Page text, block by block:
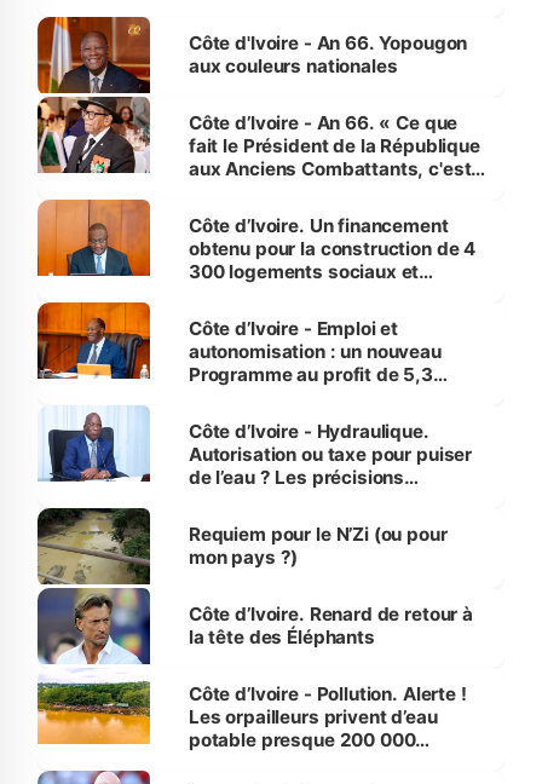
l'Etat de droit pour préserver les
vies humaines »
Côte d'Ivoire - An 66. Yopougon
aux couleurs nationales
Côte d’Ivoire - An 66. « Ce que
fait le Président de la République
aux Anciens Combattants, c'est
Côte d’Ivoire. Un financement
obtenu pour la construction de 4
300 logements sociaux et
et Yamoussoukro
Côte d’Ivoire - Emploi et
autonomisation : un nouveau
Programme au profit de 5,3
Côte d’Ivoire - Hydraulique.
Autorisation ou taxe pour puiser
de l’eau ? Les précisions
Requiem pour le N’Zi (ou pour
mon pays ?)
Côte d’Ivoire. Renard de retour à
la tête des Éléphants
Côte d’Ivoire - Pollution. Alerte !
Les orpailleurs privent d’eau
potable presque 200 000